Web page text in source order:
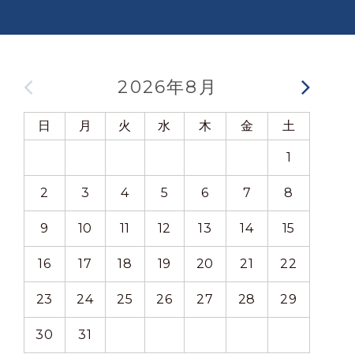
2026年8月
日 月 火 水 木 金 土
1
2 3 4 5 6 7 8
9 10 11 12 13 14 15
16 17 18 19 20 21 22
23 24 25 26 27 28 29
30 31